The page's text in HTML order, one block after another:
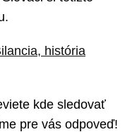
história
kde sledovať
pre vás odpoveď!